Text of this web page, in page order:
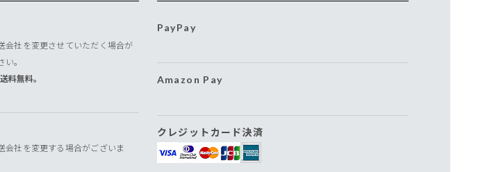
社を変更させていただく場合が
。
料無料。
社を変更する場合がございま
PayPay
Amazon Pay
クレジットカード決済